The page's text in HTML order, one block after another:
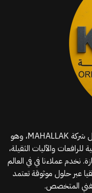
موقع قطع الغيار KGSAN وهو أحد اعمال شركة MAHALLAK، وهو
والآليات الثقيلة،
نخدم عملاءنا في في العالم
عبر حلول موثوقة تعتمد
المتخصص.